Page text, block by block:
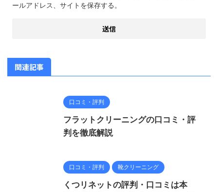
ールアドレス、サイトを保存する。
関連記事
口コミ・評判
フラットクリーニングの口コミ・評
判を徹底解説
口コミ・評判 靴クリーニング
くつリネットの評判・口コミは本